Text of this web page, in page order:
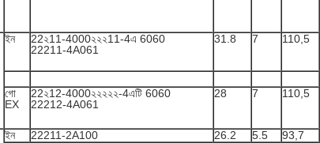
ইন
22২11-4000২২২11-4এ 6060
22211-4A061
31.8 7 110,5
গো
EX
22২12-4000২২২২২-4এটি 6060
22212-4A061
28 7 110,5
ইন 22211-2A100 26.2 5.5 93,7